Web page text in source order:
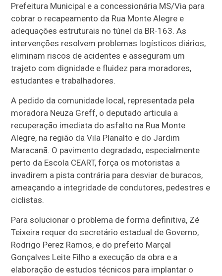
Prefeitura Municipal e a concessionária MS/Via para
cobrar o recapeamento da Rua Monte Alegre e
adequações estruturais no túnel da BR-163. As
intervenções resolvem problemas logísticos diários,
eliminam riscos de acidentes e asseguram um
trajeto com dignidade e fluidez para moradores,
estudantes e trabalhadores.
A pedido da comunidade local, representada pela
moradora Neuza Greff, o deputado articula a
recuperação imediata do asfalto na Rua Monte
Alegre, na região da Vila Planalto e do Jardim
Maracanã. O pavimento degradado, especialmente
perto da Escola CEART, força os motoristas a
invadirem a pista contrária para desviar de buracos,
ameaçando a integridade de condutores, pedestres e
ciclistas.
Para solucionar o problema de forma definitiva, Zé
Teixeira requer do secretário estadual de Governo,
Rodrigo Perez Ramos, e do prefeito Marçal
Gonçalves Leite Filho a execução da obra e a
elaboração de estudos técnicos para implantar o